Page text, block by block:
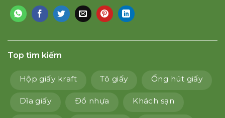
Top tìm kiếm
Hộp giấy kraft Tô giấy Ống hút giấy
Dĩa giấy Đồ nhựa Khách sạn